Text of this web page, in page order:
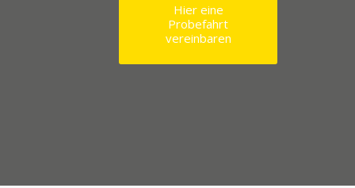
Hier eine
Probefahrt
vereinbaren